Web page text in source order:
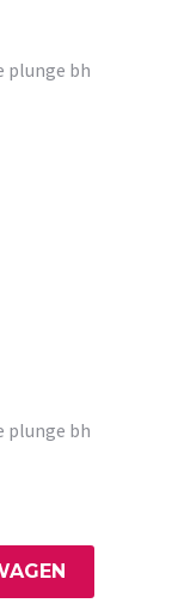
plunge bh
plunge bh